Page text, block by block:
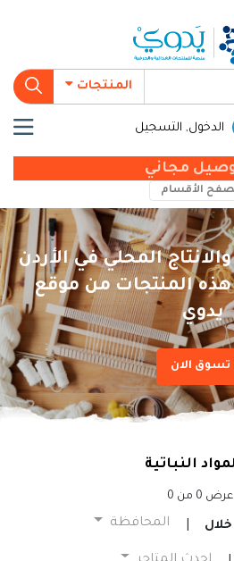
المنتجات
الدخول, التسجيل
مجاني
الأقسام
المحلي في الأردن
المنتجات من موقع
يدوي
تسوق الان
النباتية
عرض 0 من 0
المحافظة